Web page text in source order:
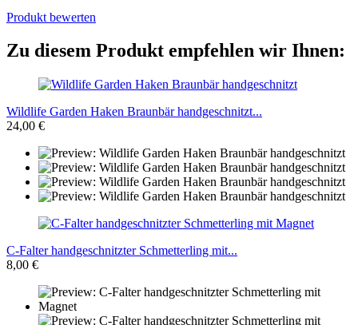
Produkt bewerten
Zu diesem Produkt empfehlen wir Ihnen:
Wildlife Garden Haken Braunbär handgeschnitzt...
24,00 €
C-Falter handgeschnitzter Schmetterling mit...
8,00 €